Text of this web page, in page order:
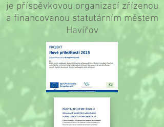
je příspěvkovou organizací zřízenou
a financovanou statutárním městem
Havířov